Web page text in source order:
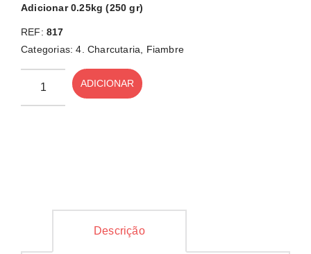
Adicionar 0.25kg (250 gr)
REF: 817
Categorias:4. Charcutaria Fiambre
ADICIONAR
Descrição